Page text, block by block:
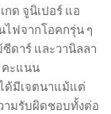
ด จูนิเปอร์ แอ
ไฟจากโอคกรุ่น ๆ
ดาร์ และวานิลลา
คะแนน
ด้มีเจตนาแม้แต่
ามรับผิดชอบทั้งต่อ